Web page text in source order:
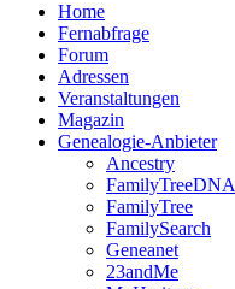
Home
Fernabfrage
Forum
Adressen
Veranstaltungen
Magazin
Genealogie-Anbieter
Ancestry
FamilyTreeDNA
FamilyTree
FamilySearch
Geneanet
23andMe